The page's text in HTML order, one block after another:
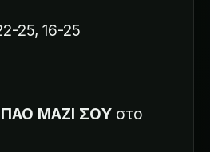
25, 16-25
ΠΑΟ ΜΑΖΙ ΣΟΥ στο